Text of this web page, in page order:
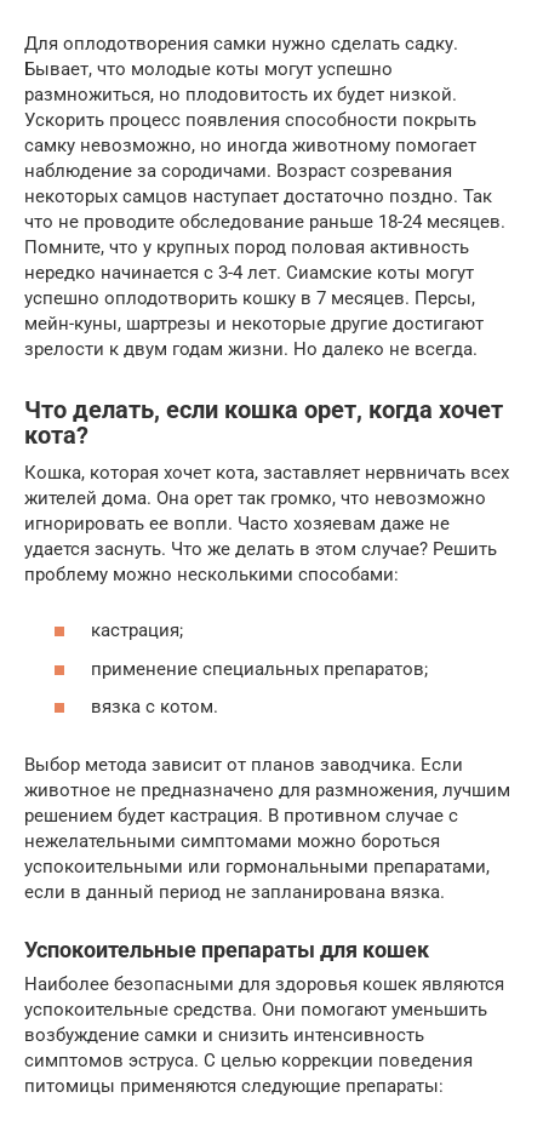
Для оплодотворения самки нужно сделать садку.
Бывает, что молодые коты могут успешно
размножиться, но плодовитость их будет низкой.
Ускорить процесс появления способности покрыть
самку невозможно, но иногда животному помогает
наблюдение за сородичами. Возраст созревания
некоторых самцов наступает достаточно поздно. Так
что не проводите обследование раньше 18-24 месяцев.
Помните, что у крупных пород половая активность
нередко начинается с 3-4 лет. Сиамские коты могут
успешно оплодотворить кошку в 7 месяцев. Персы,
мейн-куны, шартрезы и некоторые другие достигают
зрелости к двум годам жизни. Но далеко не всегда.
Что делать, если кошка орет, когда хочет
кота?
Кошка, которая хочет кота, заставляет нервничать всех
жителей дома. Она орет так громко, что невозможно
игнорировать ее вопли. Часто хозяевам даже не
удается заснуть. Что же делать в этом случае? Решить
проблему можно несколькими способами:
кастрация;
применение специальных препаратов;
вязка с котом.
Выбор метода зависит от планов заводчика. Если
животное не предназначено для размножения, лучшим
решением будет кастрация. В противном случае с
нежелательными симптомами можно бороться
успокоительными или гормональными препаратами,
если в данный период не запланирована вязка.
Успокоительные препараты для кошек
Наиболее безопасными для здоровья кошек являются
успокоительные средства. Они помогают уменьшить
возбуждение самки и снизить интенсивность
симптомов эструса. С целью коррекции поведения
питомицы применяются следующие препараты: